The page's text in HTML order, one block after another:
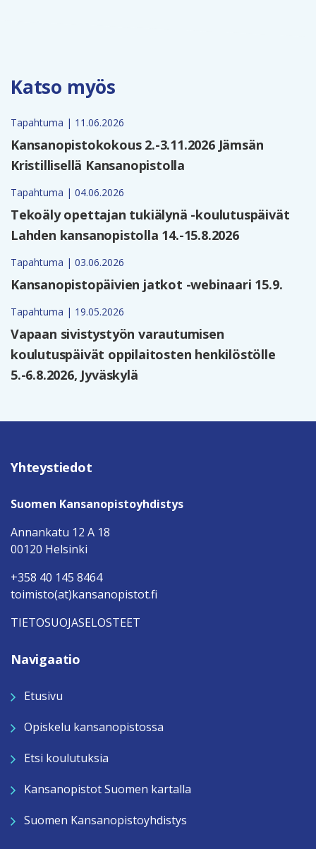
Katso myös
Tapahtuma | 11.06.2026
Kansanopistokokous 2.-3.11.2026 Jämsän
Kristillisellä Kansanopistolla
Tapahtuma | 04.06.2026
Tekoäly opettajan tukiälynä -koulutuspäivät
Lahden kansanopistolla 14.-15.8.2026
Tapahtuma | 03.06.2026
Kansanopistopäivien jatkot -webinaari 15.9.
Tapahtuma | 19.05.2026
Vapaan sivistystyön varautumisen
koulutuspäivät oppilaitosten henkilöstölle
5.-6.8.2026, Jyväskylä
Yhteystiedot
Suomen Kansanopistoyhdistys
Annankatu 12 A 18
00120 Helsinki
+358 40 145 8464
toimisto(at)kansanopistot.fi
TIETOSUOJASELOSTEET
Navigaatio
Etusivu
Opiskelu kansanopistossa
Etsi koulutuksia
Kansanopistot Suomen kartalla
Suomen Kansanopistoyhdistys